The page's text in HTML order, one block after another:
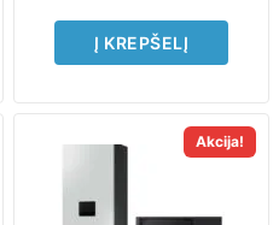
Į KREPŠELĮ
Akcija!